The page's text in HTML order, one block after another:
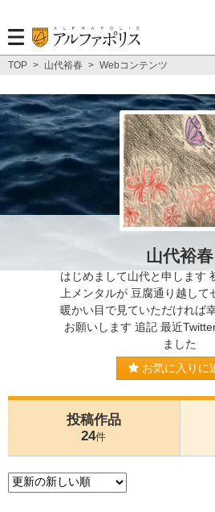
TOP > 山代裕春 > Webコンテンツ
山代裕春
はじめまして山代と申します
上メンタルが 豆腐通り越して
暖かい目で見ていただければ
お願いします 追記 最近
ました
お気に入りに
投稿作品
24件